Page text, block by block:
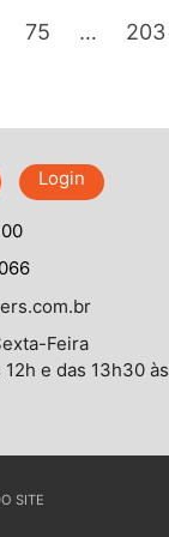
75 … 203
Login
Feira
e das 13h30 às
SITE